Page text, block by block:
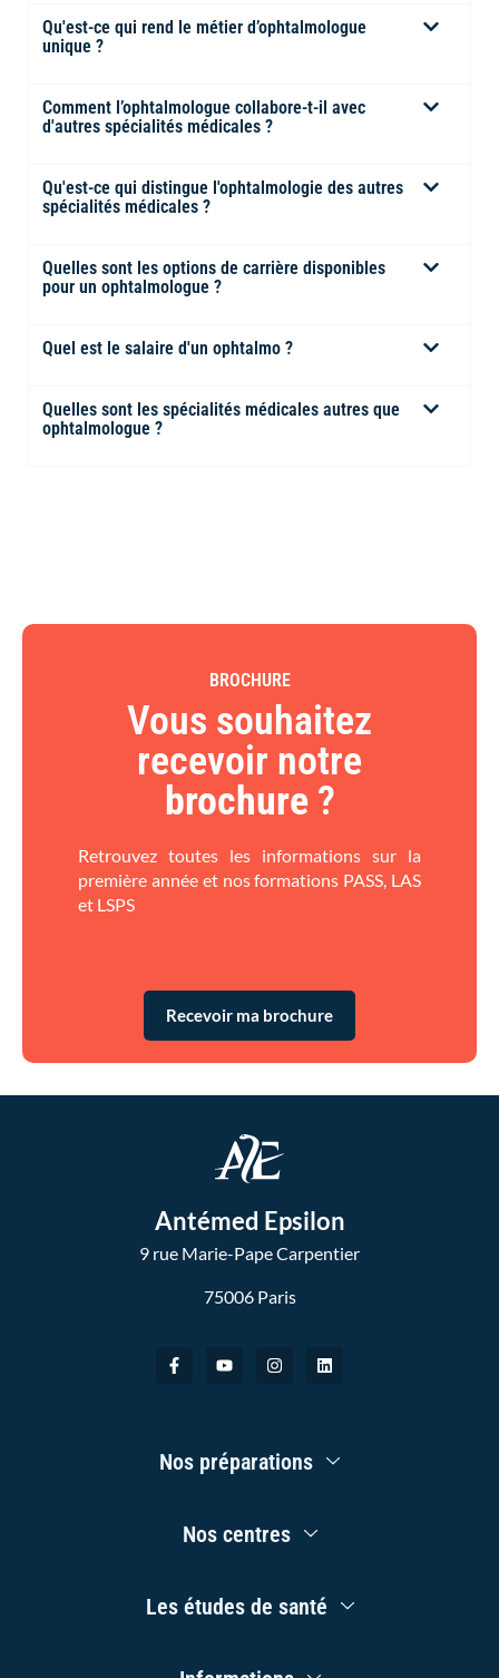
Qu'est-ce qui rend le métier d’ophtalmologue
unique ?
Comment l’ophtalmologue collabore-t-il avec
d'autres spécialités médicales ?
Qu'est-ce qui distingue l'ophtalmologie des autres
spécialités médicales ?
Quelles sont les options de carrière disponibles
pour un ophtalmologue ?
Quel est le salaire d'un ophtalmo ?
Quelles sont les spécialités médicales autres que
ophtalmologue ?
BROCHURE
Vous souhaitez
recevoir notre
brochure?​
Retrouvez toutes les informations sur la
première année et nos formations PASS, LAS
et LSPS
Recevoir ma brochure
Antémed Epsilon
9 rue Marie-Pape Carpentier
75006 Paris
F
a
o
k
o
e
I
n
r
a
L
i
i
n
Main
Menu
Nos préparations
Main
Menu
Nos centres
Main
Menu
Les études de santé
Main